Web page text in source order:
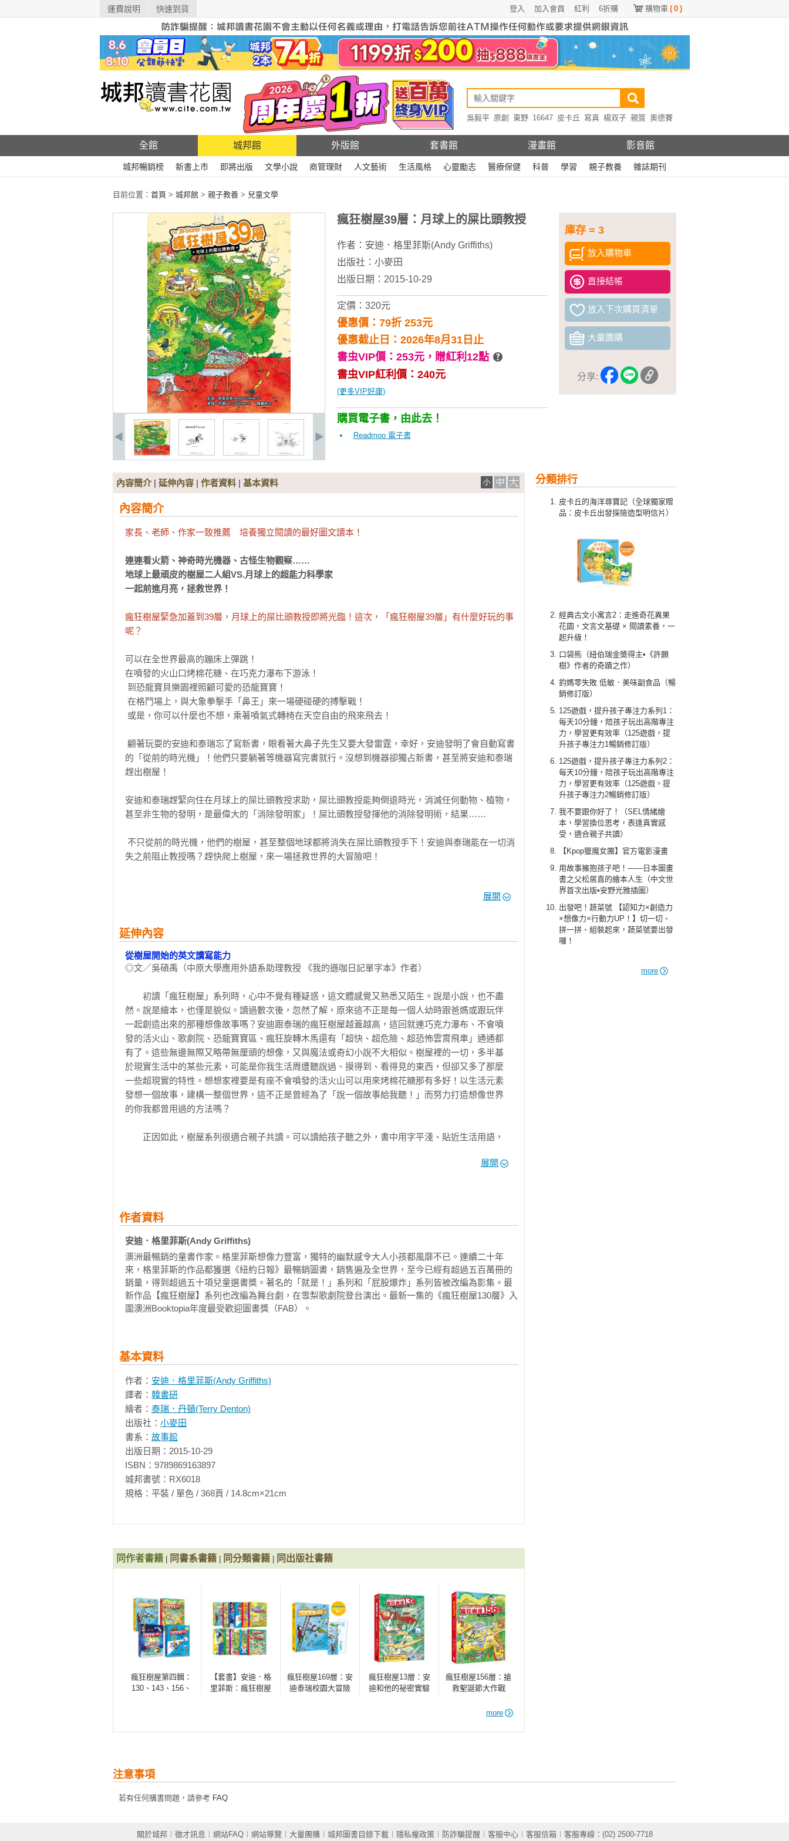
運費說明 快速到貨 購物車 ( 0 )
6折購
紅利
加入會員
登入
吳毅平 原創 東野 16647 皮卡丘 寫真 楊双子 親簽 奧德賽
全館 城邦館 外版館 套書館 漫畫館 影音館
城邦暢銷榜 新書上市 即將出版 文學小說 商管理財 人文藝術 生活風格 心靈勵志 醫療保健 科普 學習 親子教養 雜誌期刊
目前位置： 首頁 > 城邦館 > 親子教養 > 兒童文學
庫存 = 3
放入購物車
直接結帳
放入下次購買清單
大量團購
分享:
瘋狂樹屋39層：月球上的屎比頭教授
作者： 安迪．格里菲斯(Andy Griffiths)
出版社： 小麥田
出版日期：2015-10-29
定價：320元
優惠價：79折 253元
優惠截止日：2026年8月31日止
書虫VIP價：253元， 贈紅利12點
書虫VIP紅利價：240元
(更多VIP好康)
購買電子書，由此去！
Readmoo 電子書
分類排行
皮卡丘的海洋尋寶記（全球獨家贈
品：皮卡丘出發探險造型明信片）
經典古文小寓言2：走進奇花異果
花園，文言文基礎 × 閱讀素養，一
起升級！
口袋熊（紐伯瑞金奬得主•《許願
樹》作者的奇蹟之作）
鈞媽零失敗 低敏．美味副食品（暢
銷修訂版）
125遊戲，提升孩子專注力系列1：
每天10分鐘，陪孩子玩出高階專注
力，學習更有效率（125遊戲，提
升孩子專注力1暢銷修訂版）
125遊戲，提升孩子專注力系列2：
每天10分鐘，陪孩子玩出高階專注
力，學習更有效率（125遊戲，提
升孩子專注力2暢銷修訂版）
我不要跟你好了！（SEL情緒繪
本，學習換位思考，表達真實感
受，適合親子共讀）
【Kpop獵魔女團】官方電影漫畫
用故事擁抱孩子吧！——日本圖畫
書之父松居直的繪本人生（中文世
界首次出版•安野光雅插圖）
出發吧！蔬菜號 【認知力×創造力
×想像力×行動力UP！】切一切、
拼一拼、組裝起來，蔬菜號要出發
囉！
more
內容簡介| 延伸內容 | 作者資料 | 基本資料
內容簡介
家長、老師、作家一致推薦　培養獨立閱讀的最好圖文讀本！
連連看火箭、神奇時光機器、古怪生物觀察……
地球上最頑皮的樹屋二人組VS.月球上的超能力科學家
一起前進月亮，拯救世界！
瘋狂樹屋緊急加蓋到39層，月球上的屎比頭教授即將光臨！這次，「瘋狂樹屋39層」有什麼好玩的事
呢？
可以在全世界最高的蹦床上彈跳！
在噴發的火山口烤棉花糖、在巧克力瀑布下游泳！
的「從前的時光機」！他們只要躺著等機器寫完書就行。沒想到機器卻獨占新書，甚至將安迪和泰瑞
趕出樹屋！
安迪和泰瑞趕緊向住在月球上的屎比頭教授求助，屎比頭教授能夠倒退時光，消滅任何動物、植物，
甚至非生物的發明，是最偉大的「消除發明家」！屎比頭教授發揮他的消除發明術，結果……
失之前阻止教授嗎？趕快爬上樹屋，來一場拯救世界的大冒險吧！
瘋狂樹屋26層：海盜船與死亡迷宮（2015年9月出版）
瘋狂樹屋39層：月球上的屎比頭教授（2015年10月出版）
瘋狂樹屋52層：潛入蔬菜王國大冒險（2016年1月出版）
瘋狂樹屋65層：驚奇時空歷險記（2016年12月出版）
瘋狂樹屋91層：潛入海底兩萬哩 （2018年5月出版）
瘋狂樹屋104層：安迪的牙齒非常痛（2019年2月出版）
展開
延伸內容
從樹屋開始的英文讀寫能力
◎文／吳碩禹（中原大學應用外語系助理教授 《我的遜咖日記單字本》作者）
初讀「瘋狂樹屋」系列時，心中不覺有種疑惑，這文體感覺又熟悉又陌生。說是小說，也不盡
然。說是繪本，也僅是貌似。讀過數次後，忽然了解，原來這不正是每一個人幼時跟爸媽或跟玩伴
一起創造出來的那種想像故事嗎？安迪跟泰瑞的瘋狂樹屋越蓋越高，這回就連巧克力瀑布、不會噴
發的活火山、歌劇院、恐龍寶寶區、瘋狂旋轉木馬還有「超快、超危險、超恐怖雲霄飛車」通通都
有了。這些無邊無際又略帶無厘頭的想像，又與魔法或奇幻小說不大相似。樹屋裡的一切，多半基
於現實生活中的某些元素，可能是你我生活周遭聽說過、摸得到、看得見的東西，但卻又多了那麼
一些超現實的特性。想想家裡要是有座不會噴發的活火山可以用來烤棉花糖那有多好！以生活元素
發想一個故事，建構一整個世界，這不正是曾經為了「說一個故事給我聽！」而努力打造想像世界
的你我都曾用過的方法嗎？
正因如此，樹屋系列很適合親子共讀。可以讀給孩子聽之外，書中用字平淺、貼近生活用語，
於您跟孩子的另一個樹屋故事。除此之外，樹屋系列都附有一張樹屋海報。您也可以按圖索驥，一
可能都已經能認得一些國字。我們怎麼知道說話時一個語音要對照一個國字？再請您回想，孩子開
始認字，像是在路上看到招牌或是廣告時，是不是會用手指指著每一個字，試著讀出那個字呢？這
下，讓語音跟文字產生連結，是發展讀寫能力的基礎。《瘋狂樹屋》系列所選的單字，則是可以作
為親子對談的起點。例如，讀到望遠鏡（Helioscope）一詞時，您可以用簡單的英文句子問孩子
What can we see in the helioscope? 一方面可以延伸孩子的想像，一方面也讓英文慢慢融入親子對話
中，讓英文成為親子共讀以及生活的一部分。
而共讀故事則是文字覺識發展的一大關鍵，故事意義脈絡的輔助再加上有人陪伴一起放聲朗讀時，
孩子的文字覺識能力會發展得更好。因此，在急急忙忙替孩子報名各式各樣的學習課程前，不如一
起陪孩子讀一本書吧！
展開
作者資料
安迪．格里菲斯(Andy Griffiths)
澳洲最暢銷的童書作家。格里菲斯想像力豐富，獨特的幽默感令大人小孩都風靡不已。連續二十年
來，格里菲斯的作品都獲選《紐約日報》最暢銷圖書，銷售遍及全世界，至今已經有超過五百萬冊的
銷量，得到超過五十項兒童選書獎。著名的「就是！」系列和「屁股爆炸」系列皆被改編為影集。最
新作品【瘋狂樹屋】系列也改編為舞台劇，在雪梨歌劇院登台演出。最新一集的《瘋狂樹屋130層》入
圍澳洲Booktopia年度最受歡迎圖書獎（FAB）。
基本資料
作者： 安迪．格里菲斯(Andy Griffiths)
譯者： 韓書研
繪者： 泰瑞．丹頓(Terry Denton)
出版社： 小麥田
書系： 故事館
出版日期：2015-10-29
ISBN：9789869163897
城邦書號：RX6018
規格：平裝 / 單色 / 368頁 / 14.8cm×21cm
同作者書籍 同書系書籍 同分類書籍 同出版社書籍
瘋狂樹屋第四輯：
130、143、156、
合售】）
【套書】安迪．格
里菲斯：瘋狂樹屋
瘋狂樹屋169層：安
迪泰瑞校園大冒險
瘋狂樹屋13層：安
迪和他的祕密實驗
瘋狂樹屋156層：搶
救聖誕節大作戰
品：聖誕新年賀
more
注意事項
若有任何購書問題，請參考 FAQ
關於城邦︱ 徵才訊息 網站FAQ︱ 網站導覽︱ 大量團購︱ 城邦圖書目錄下載︱ 隱私權政策︱ 防詐騙提醒 客服中心︱ 客服信箱︱客服專線：(02) 2500-7718